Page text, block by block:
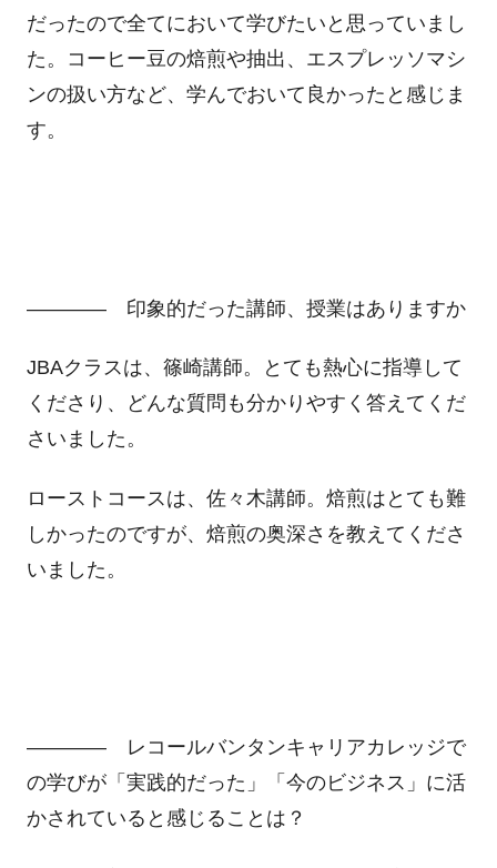
だったので全てにおいて学びたいと思っていまし
た。コーヒー豆の焙煎や抽出、エスプレッソマシ
ンの扱い方など、学んでおいて良かったと感じま
す。
―――― 印象的だった講師、授業はありますか
JBAクラスは、篠崎講師。とても熱心に指導して
くださり、どんな質問も分かりやすく答えてくだ
さいました。
ローストコースは、佐々木講師。焙煎はとても難
しかったのですが、焙煎の奥深さを教えてくださ
いました。
―――― レコールバンタンキャリアカレッジで
の学びが「実践的だった」「今のビジネス」に活
かされていると感じることは？